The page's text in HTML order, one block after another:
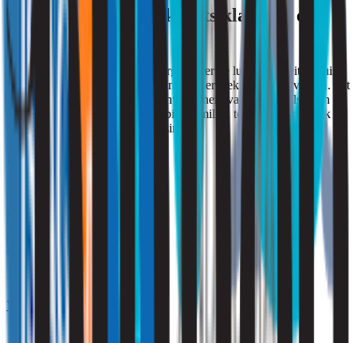
Hulp nodig bij hooikoorts klachten en
luchtkwaliteit?
Maak je je ondanks deze tips zorgen over de luchtkwaliteit in huis?
Wij kunnen een vocht- en schimmelonderzoek voor je uitvoeren. Dit
onderzoek geeft inzicht in de aanwezigheid van schimmelsporen in
de lucht en biedt advies om het binnenmilieu te verbeteren. Druk op
de button die voor u van toepassing is.
Ik ben particulier
Klik hier
Ik ben zakelijk
Vraag een offerte aan